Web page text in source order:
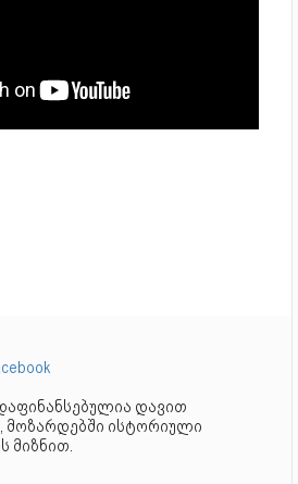
დავით
მოზარდებში ისტორიული
მიზნით.